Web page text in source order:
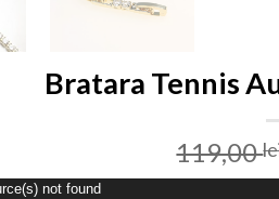
Bratara Tennis
119,00
not found